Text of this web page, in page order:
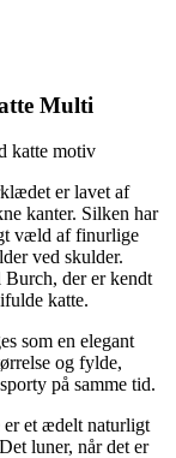
Multi
katte motiv
er lavet af
kanter. Silken har
væld af finurlige
ved skulder.
der er kendt
katte.
som en elegant
og fylde,
på samme tid.
et ædelt naturligt
luner, når det er